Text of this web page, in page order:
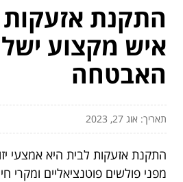
התקנת אזעקות
איש מקצוע
האבטחה
תאריך: אוג 27, 2023
התקנת אזעקות לבית היא אמצעי
מפני פולשים פוטנציאליים ומקרי